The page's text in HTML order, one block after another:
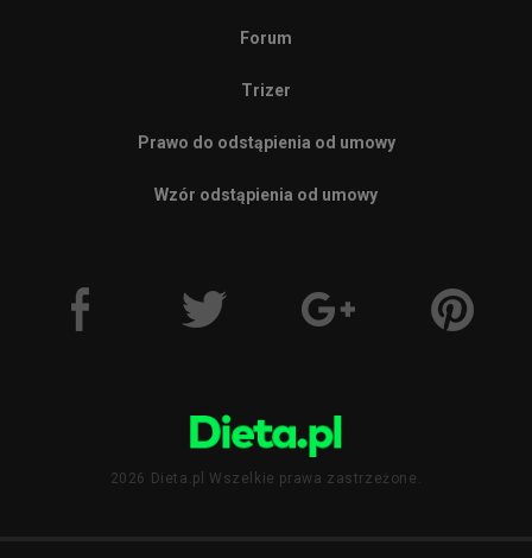
Forum
Trizer
Prawo do odstąpienia od umowy
Wzór odstąpienia od umowy
2026 Dieta.pl Wszelkie prawa zastrzeżone.